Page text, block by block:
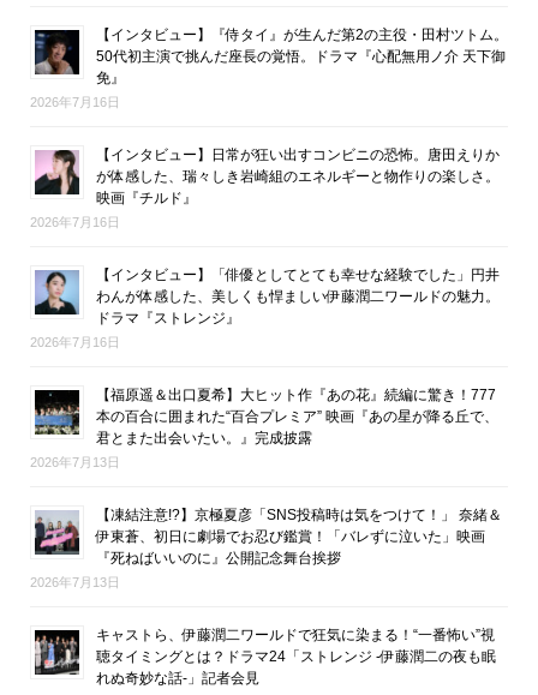
【インタビュー】『侍タイ』が生んだ第2の主役・田村ツトム。
50代初主演で挑んだ座長の覚悟。ドラマ『心配無用ノ介 天下御
免』
2026年7月16日
【インタビュー】日常が狂い出すコンビニの恐怖。唐田えりか
が体感した、瑞々しき岩崎組のエネルギーと物作りの楽しさ。
映画『チルド』
2026年7月16日
【インタビュー】「俳優としてとても幸せな経験でした」円井
わんが体感した、美しくも悍ましい伊藤潤二ワールドの魅力。
ドラマ『ストレンジ』
2026年7月16日
【福原遥＆出口夏希】大ヒット作『あの花』続編に驚き！777
本の百合に囲まれた“百合プレミア” 映画『あの星が降る丘で、
君とまた出会いたい。』完成披露
2026年7月13日
【凍結注意!?】京極夏彦「SNS投稿時は気をつけて！」 奈緒＆
伊東蒼、初日に劇場でお忍び鑑賞！「バレずに泣いた」映画
『死ねばいいのに』公開記念舞台挨拶
2026年7月13日
キャストら、伊藤潤二ワールドで狂気に染まる！“一番怖い”視
聴タイミングとは？ドラマ24「ストレンジ -伊藤潤二の夜も眠
れぬ奇妙な話-」記者会見